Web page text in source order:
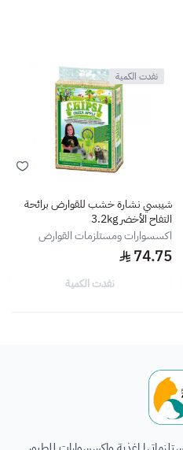
نفدت الكمية
شيبسي نشارة خشب للقوارض برائحة
التفاح الأخضر 3.2kg
اكسسوارات ومستلزمات القوارض
74.75
نفدت الكمية